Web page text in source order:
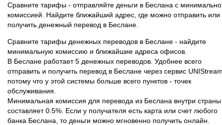
Сравните тарифы - отправляйте деньги в Беслана с
комиссией. Найдите ближайший адрес, где можно отправить или
получить денежный перевод в Беслане.
Сравните тарифы денежных переводов в Беслане - найдите
минимальную комиссию и ближайшие адреса офисов.
В Беслане работает 5 денежных переводов. Удобнее всего
отправить и получить перевод в Беслане через сервис
потому что у этой системы больше всего пунктов - точек
обслуживания.
Минимальная комиссия для перевода из Беслана внутри страны
составляет 0.5%. Если у получателя есть карта или счет любого
банка Беслана, то деньги можно мгновенно получить онлайн.